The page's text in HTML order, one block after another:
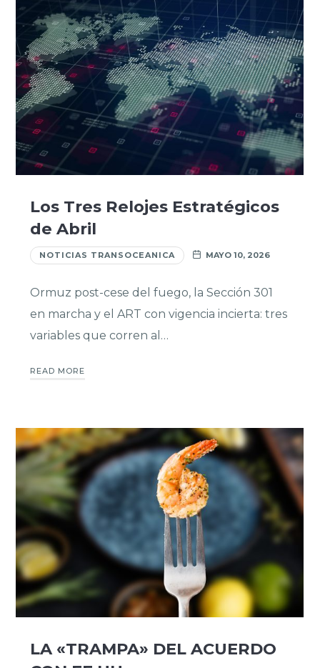
Los Tres Relojes Estratégicos
de Abril
NOTICIAS TRANSOCEANICA MAYO 10, 2026
Ormuz post-cese del fuego, la Sección 301
en marcha y el ART con vigencia incierta: tres
variables que corren al…
READ MORE
LA «TRAMPA» DEL ACUERDO